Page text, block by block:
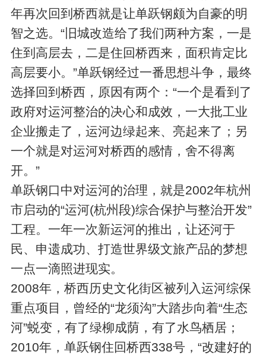
年再次回到桥西就是让单跃钢颇为自豪的明
智之选。“旧城改造给了我们两种方案，一是
住到高层去，二是住回桥西来，面积肯定比
高层要小。”单跃钢经过一番思想斗争，最终
选择回到桥西，原因有两个：“一个是看到了
政府对运河整治的决心和成效，一大批工业
企业搬走了，运河边绿起来、亮起来了；另
一个就是对运河对桥西的感情，舍不得离
开。”
单跃钢口中对运河的治理，就是2002年杭州
市启动的“运河(杭州段)综合保护与整治开发”
工程。一年一次新运河的推出，让还河于
民、申遗成功、打造世界级文旅产品的梦想
一点一滴照进现实。
2008年，桥西历史文化街区被列入运河综保
重点项目，曾经的“龙须沟”大踏步向着“生态
河”蜕变，有了绿柳成荫，有了水鸟栖居；
2010年，单跃钢住回桥西338号，“改建好的